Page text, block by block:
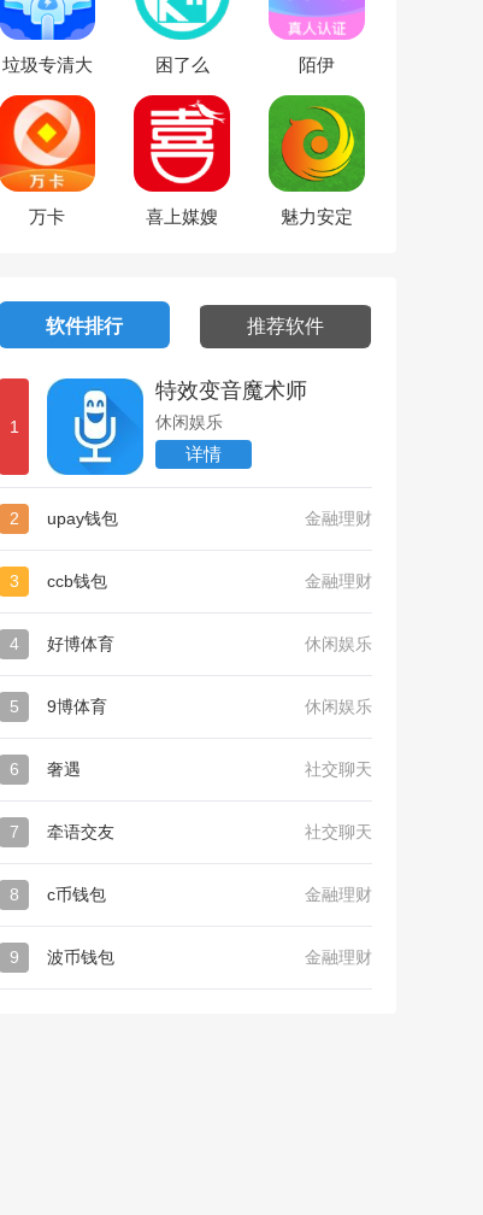
垃圾专清大
困了么 陌伊
万卡 喜上媒嫂 魅力安定
软件排行 推荐软件
1
特效变音魔术师
休闲娱乐
详情
2 upay钱包 金融理财
3 ccb钱包 金融理财
4 好博体育 休闲娱乐
5 9博体育 休闲娱乐
6 奢遇 社交聊天
7 牵语交友 社交聊天
8 c币钱包 金融理财
9 波币钱包 金融理财